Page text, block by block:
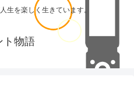
生を楽しく生きています。
ト物語